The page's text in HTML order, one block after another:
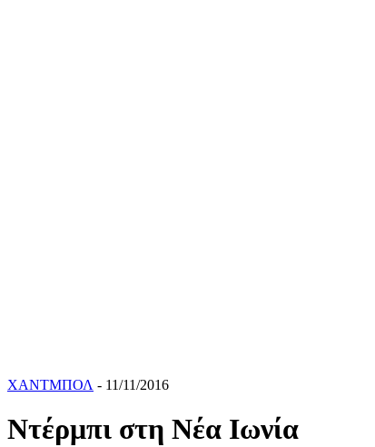
ΧΑΝΤΜΠΟΛ - 11/11/2016
Ντέρμπι στη Νέα Ιωνία